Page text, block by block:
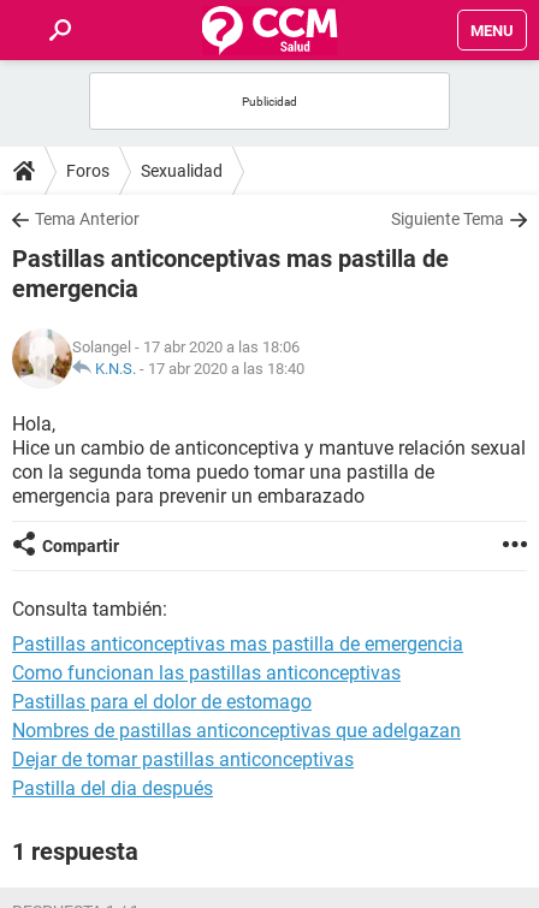
MENU
FOROS
SALUD
NUTRICIÓN
SEXUALIDAD
Foros Sexualidad
Tema Anterior Siguiente Tema
Pastillas anticonceptivas mas pastilla de
emergencia
Solangel - 17 abr 2020 a las 18:06
K.N.S. - 17 abr 2020 a las 18:40
Hola,
Hice un cambio de anticonceptiva y mantuve relación sexual
con la segunda toma puedo tomar una pastilla de
emergencia para prevenir un embarazado
Compartir
Consulta también:
Pastillas anticonceptivas mas pastilla de emergencia
Como funcionan las pastillas anticonceptivas
Pastillas para el dolor de estomago
Nombres de pastillas anticonceptivas que adelgazan
Dejar de tomar pastillas anticonceptivas
Pastilla del dia después
1 respuesta